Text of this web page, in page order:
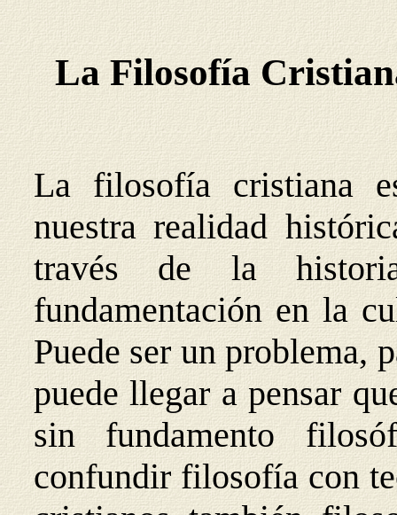
La Filosofía
La filosofía cristiana
nuestra realidad
través de la
fundamentación en la
Puede ser un problema,
puede llegar a pensar
sin fundamento
confundir filosofía con